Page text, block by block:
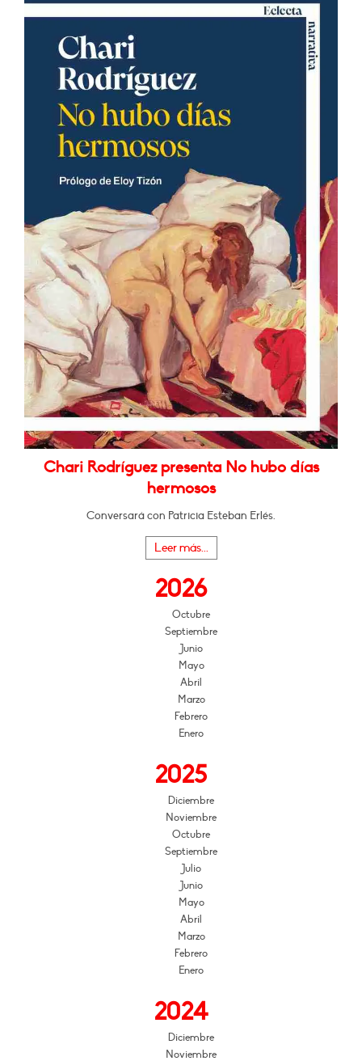
Chari Rodríguez presenta No hubo días
hermosos
Conversará con Patricia Esteban Erlés.
Leer más...
2026
Octubre
Septiembre
Junio
Mayo
Abril
Marzo
Febrero
Enero
2025
Diciembre
Noviembre
Octubre
Septiembre
Julio
Junio
Mayo
Abril
Marzo
Febrero
Enero
2024
Diciembre
Noviembre